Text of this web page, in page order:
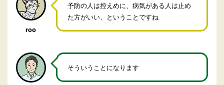
roo
予防の人は控えめに、病気がある人は止め
た方がいい、ということですね
そういうことになります